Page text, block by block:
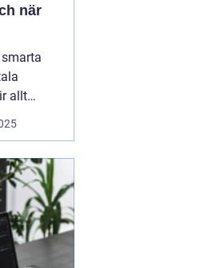
när
allt
Vi
från
plötsligt
vi &a...